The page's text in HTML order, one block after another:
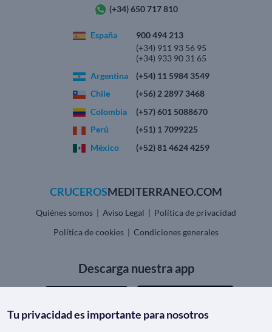
(+34) 650 717 810
España
900 494 213
(+34) 911 93 56 95
(+34) 933 90 31 65
Argentina
(+54) 11 5984 3549
Chile
(+56) 2 2897 3468
Colombia
(+57) 601 5088670
Perú
(+51) 1 7099225
México
(+52) 81 4624 4259
CRUCEROSMEDITERRANEO.COM
Quiénes somos Aviso Legal
Política de privacidad
Política de cookies
Condiciones generales
Descarga nuestra app
Tu privacidad es importante para nosotros